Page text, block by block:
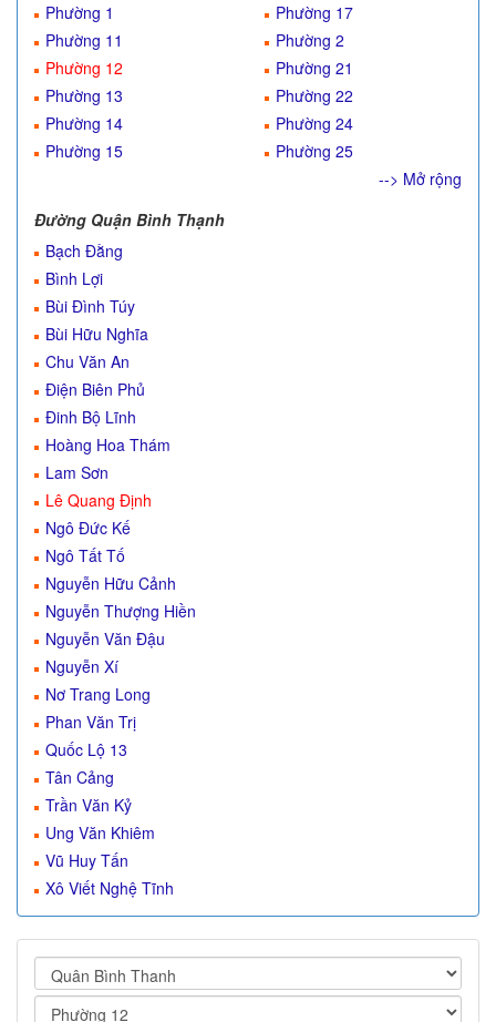
Phường 1
Phường 11
Phường 12
Phường 13
Phường 14
Phường 15
Phường 17
Phường 2
Phường 21
Phường 22
Phường 24
Phường 25
--> Mở rộng
Đường Quận Bình Thạnh
Bạch Đằng
Bình Lợi
Bùi Đình Túy
Bùi Hữu Nghĩa
Chu Văn An
Điện Biên Phủ
Đinh Bộ Lĩnh
Hoàng Hoa Thám
Lam Sơn
Lê Quang Định
Ngô Đức Kế
Ngô Tất Tố
Nguyễn Hữu Cảnh
Nguyễn Thượng Hiền
Nguyễn Văn Đậu
Nguyễn Xí
Nơ Trang Long
Phan Văn Trị
Quốc Lộ 13
Tân Cảng
Trần Văn Kỷ
Ung Văn Khiêm
Vũ Huy Tấn
Xô Viết Nghệ Tĩnh